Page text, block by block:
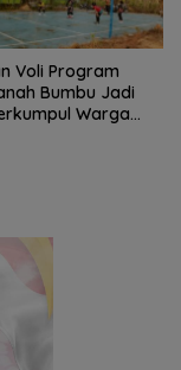
Voli Program
Bumbu Jadi
Warga